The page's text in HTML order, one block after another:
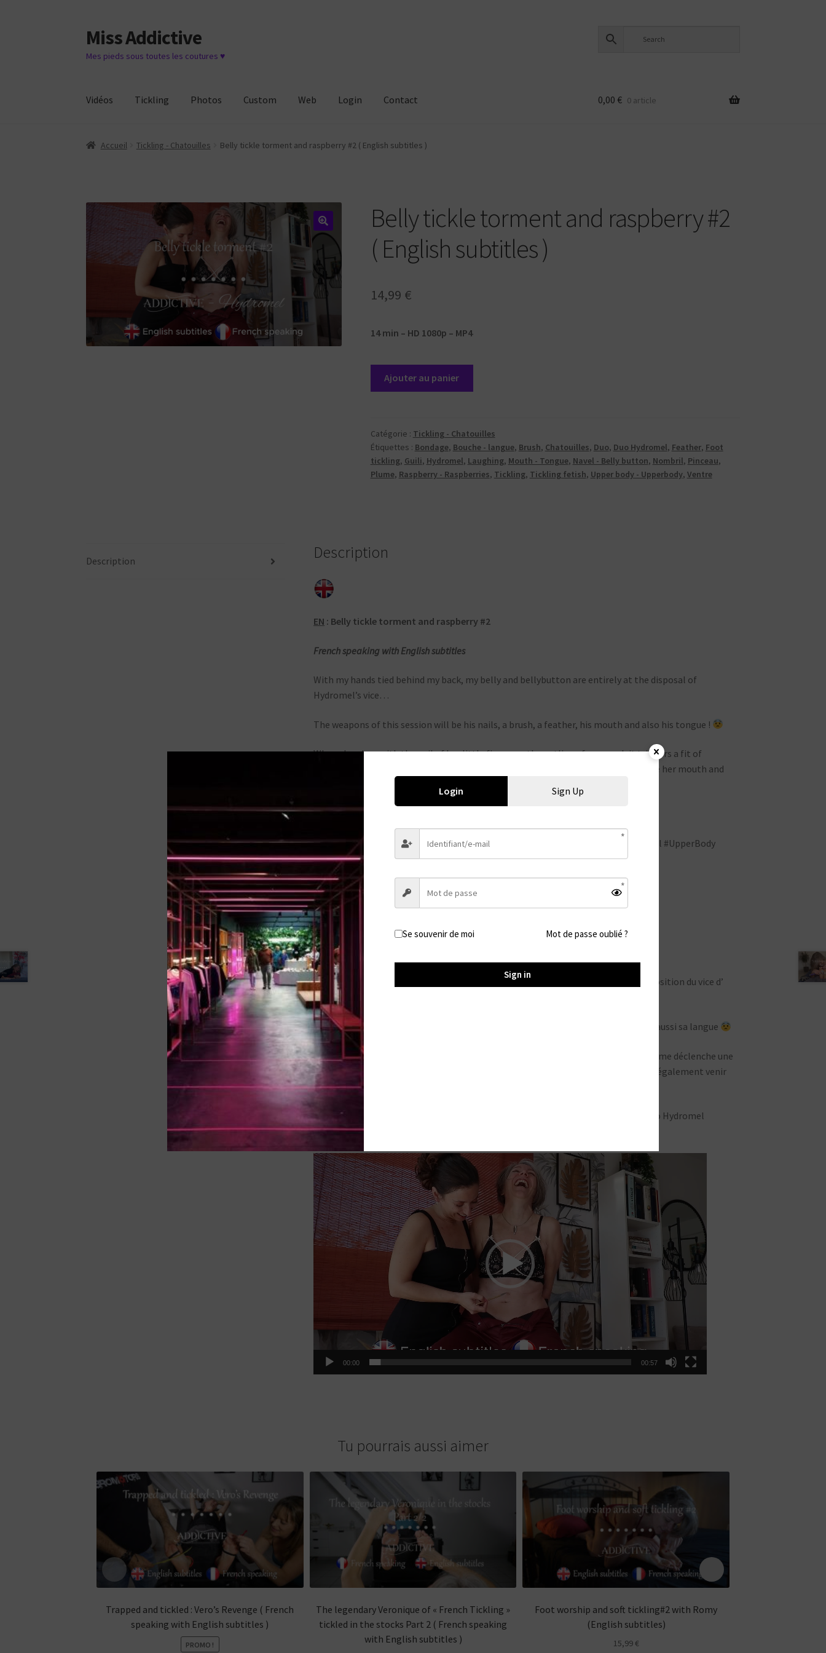
Aller
à
la
Aller
au
contenu
Miss Addictive
Mes pieds sous toutes les coutures ♥
Vidéos Tickling Photos Custom Web Login Contact 0,00 € 0 article
Accueil Tickling - Chatouilles Belly tickle torment and raspberry #2 ( English subtitles )
Belly tickle torment and raspberry #2
( English subtitles )
14,99 €
14 min – HD 1080p – MP4
torment
and
raspberry
#2
Ajouter au panier
Catégorie : Tickling - Chatouilles
Étiquettes : Bondage, Bouche - langue, Brush, Chatouilles, Duo, Duo Hydromel, Feather, Foot
tickling, Guili, Hydromel, Laughing, Mouth - Tongue, Navel - Belly button, Nombril, Pinceau,
Plume, Raspberry - Raspberries, Tickling, Tickling fetish, Upper body - Upperbody, Ventre
Description Description
EN : Belly tickle torment and raspberry #2
French speaking with English subtitles
With my hands tied behind my back, my belly and bellybutton are entirely at the disposal of
Hydromel’s vice…
The weapons of this session will be his nails, a brush, a feather, his mouth and also his tongue !
When she plays with the nail of her little finger on the outline of my navel, it triggers a fit of
laughter, which she delights in, but she’s not content with just that, she’ll also use her mouth and
#Tickling #Chatouilles #Laughing #Belly button #Raspberry #Navel #Duo Hydromel #UpperBody
#Bondage #Feather #Brush #Addictive #Addi
FR : Ventre et nombril tourmenté de chatouilles #2
Les mains attachées dans le dos, mon ventre et mon nombril sont à l’entière disposition du vice d’
Hydromel…
Les armes de cette séance seront ses ongles, un pinceau, une plume, sa bouche et aussi sa langue
Lorsqu’elle joue avec l’ongle de son petit doigt sur le contour de mon nombril cela me déclenche une
crise de rire dont elle se délecte, mais elle ne va pas se contenter que de ça, elle va également venir
utiliser sa bouche et sa langue pour obtenir des fous rires incontrôlables !
#Tickling #Chatouilles #Laughing #Nombril #Belly button #Raspberry #Navel #Duo Hydromel
#UpperBody #Bondage #Plume #Pinceau #Addictive #Addi
Lecteur
vidéo
00:00 00:57
Tu pourrais aussi aimer
Trapped and tickled : Vero’s Revenge ( French
speaking with English subtitles )
PROMO !
The legendary Veronique of « French Tickling »
tickled in the stocks Part 2 ( French speaking
with English subtitles )
Foot worship and soft tickling#2 with Romy
(English subtitles)
15,99€
Login Sign Up
Se souvenir de moi Mot de passe oublié ?
Sign in